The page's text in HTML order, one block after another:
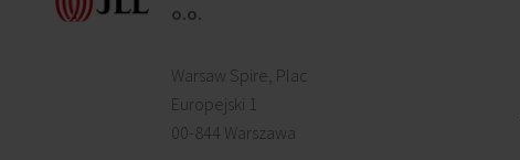
o.o.
Warsaw Spire, Plac
Europejski 1
00-844 Warszawa